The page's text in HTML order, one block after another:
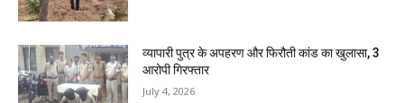
व्यापारी पुत्र के अपहरण और फिरौती कांड का खुलासा, 3
आरोपी गिरफ्तार
July 4, 2026